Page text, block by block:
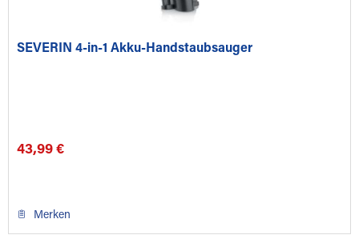
SEVERIN 4-in-1 Akku-Handstaubsauger
43,99 €
Merken